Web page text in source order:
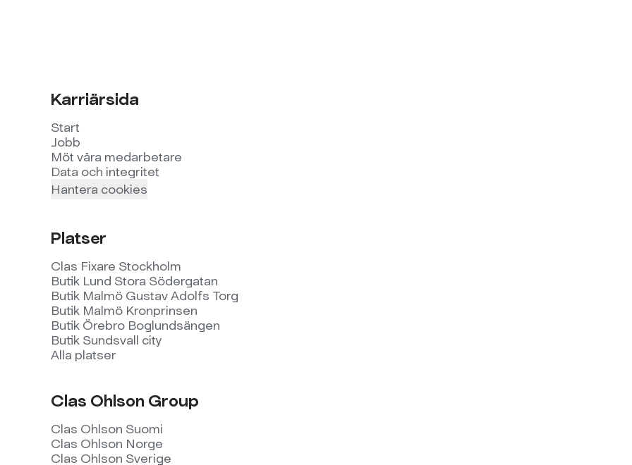
Karriärsida
Start
Jobb
Möt våra medarbetare
Data och integritet
Hantera cookies
Platser
Clas Fixare Stockholm
Butik Lund Stora Södergatan
Butik Malmö Gustav Adolfs Torg
Butik Malmö Kronprinsen
Butik Örebro Boglundsängen
Butik Sundsvall city
Alla platser
Clas Ohlson Group
Clas Ohlson Suomi
Clas Ohlson Norge
Clas Ohlson Sverige